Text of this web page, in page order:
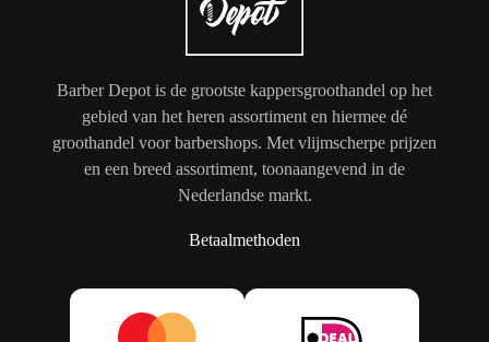
Barber Depot is de grootste kappersgroothandel op het
gebied van het heren assortiment en hiermee dé
groothandel voor barbershops. Met vlijmscherpe prijzen
en een breed assortiment, toonaangevend in de
Nederlandse markt.
Betaalmethoden